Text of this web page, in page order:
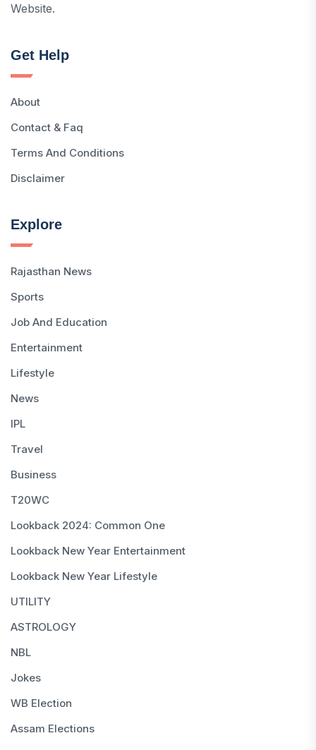
Website.
Get Help
About
Contact & Faq
Terms And Conditions
Disclaimer
Explore
Rajasthan News
Sports
Job And Education
Entertainment
Lifestyle
News
IPL
Travel
Business
T20WC
Lookback 2024: Common One
Lookback New Year Entertainment
Lookback New Year Lifestyle
UTILITY
ASTROLOGY
NBL
Jokes
WB Election
Assam Elections